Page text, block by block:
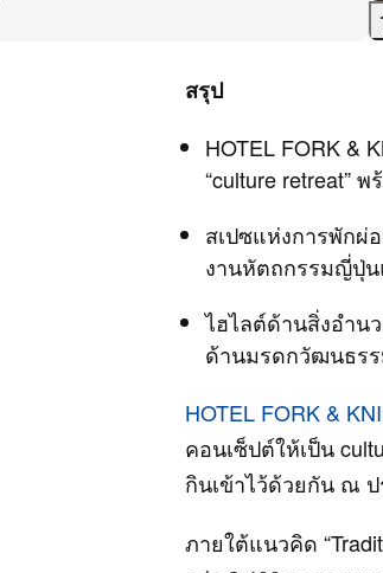
สรุป
HOTEL FORK &
“culture retreat”
สเปซแห่งการพักผ่
งานหัตถกรรมญี่ปุ่
ไฮไลต์ด้านสิ่งอำน
ด้านมรดกวัฒนธร
HOTEL FORK &
คอนเซ็ปต์ให้เป็น
กินเข้าไว้ด้วยกัน ณ ป
ภายใต้แนวคิด